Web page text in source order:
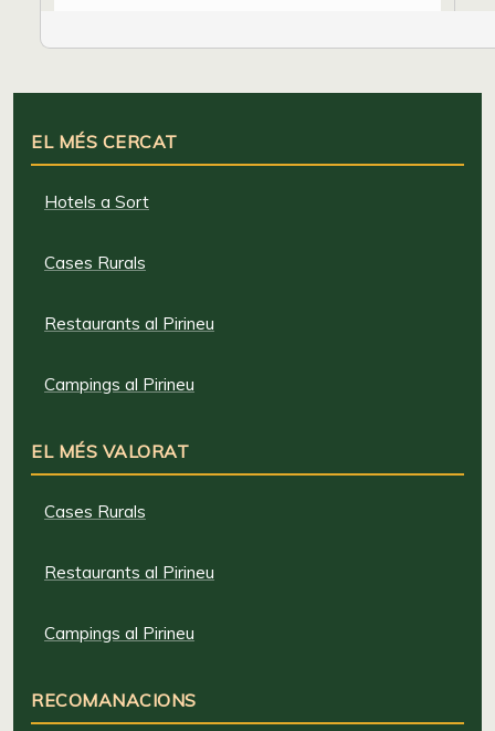
EL MÉS CERCAT
Hotels a Sort
Cases Rurals
Restaurants al Pirineu
Campings al Pirineu
EL MÉS VALORAT
Cases Rurals
Restaurants al Pirineu
Campings al Pirineu
RECOMANACIONS